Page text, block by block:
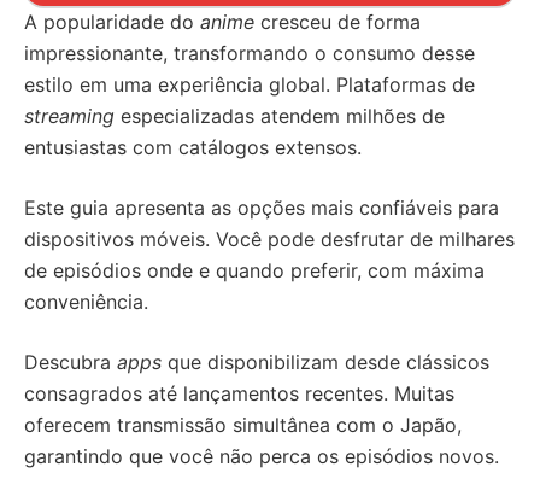
A popularidade do anime cresceu de forma
impressionante, transformando o consumo desse
estilo em uma experiência global. Plataformas de
streaming especializadas atendem milhões de
entusiastas com catálogos extensos.
Este guia apresenta as opções mais confiáveis para
dispositivos móveis. Você pode desfrutar de milhares
de episódios onde e quando preferir, com máxima
conveniência.
Descubra apps que disponibilizam desde clássicos
consagrados até lançamentos recentes. Muitas
oferecem transmissão simultânea com o Japão,
garantindo que você não perca os episódios novos.